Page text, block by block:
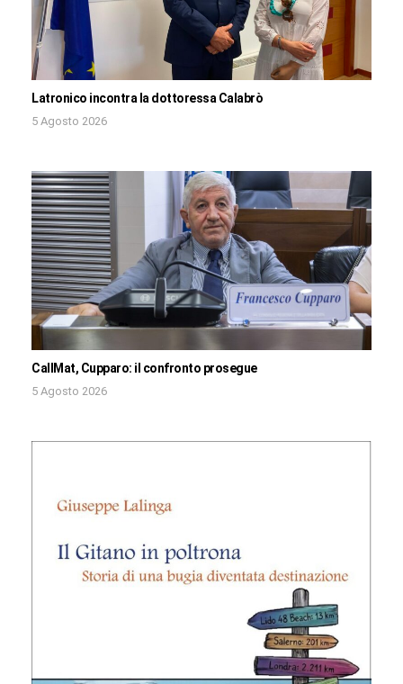
Latronico incontra la dottoressa Calabrò
5 Agosto 2026
CallMat, Cupparo: il confronto prosegue
5 Agosto 2026